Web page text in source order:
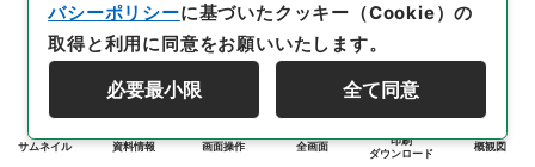
サムネイル 資料情報 画面操作 全画面
印刷
ダウンロード
概観図
バシーポリシーに基づいたクッキー（Cookie）の
取得と利用に同意をお願いいたします。
必要最小限 全て同意